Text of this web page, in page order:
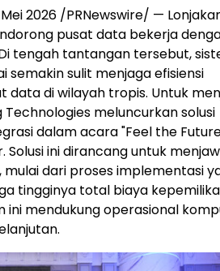
Mei 2026 /PRNewswire/ —
pusat data bekerja
tengah tantangan tersebut,
semakin sulit menjaga efisiensi
data di wilayah tropis. Untuk
Technologies meluncurkan solusi
dalam acara "Feel the
Solusi ini dirancang untuk
dari proses implementasi
tingginya total biaya
ini mendukung operasional